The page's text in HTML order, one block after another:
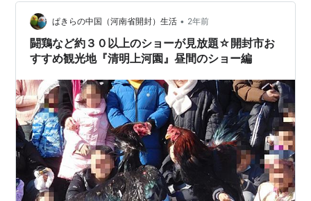
ぱきらの中国（河南省開封）生活 • 2年前
闘鶏など約３０以上のショーが見放題☆開封市お
すすめ観光地『清明上河園』昼間のショー編